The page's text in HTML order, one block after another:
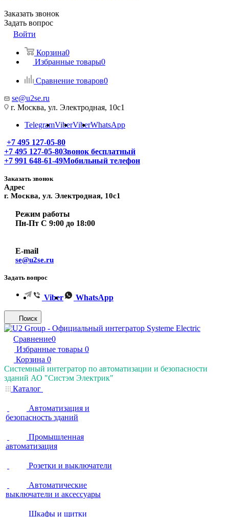
Заказать звонок
Задать вопрос
Войти
Корзина0
Избранные товары0
Сравнение товаров0
se@u2se.ru
г. Москва, ул. Электродная, 10с1
TelegramViberViberWhatsApp
+7 495 127-05-80
+7 495 127-05-80Звонок бесплатный
+7 991 648-61-49Мобильный телефон
Заказать звонок
Адрес
г. Москва, ул. Электродная, 10с1
Режим работы
Пн-Пт С 9:00 до 18:00
E-mail
se@u2se.ru
Задать вопрос
Viber WhatsApp
Поиск
Сравнение0
Избранные товары 0
Корзина 0
Системный интегратор по автоматизации и безопасности
зданий АО "Систэм Электрик"
Каталог
Автоматизация и
безопасность зданий
Промышленная
автоматизация
Розетки и выключатели
Автоматические
выключатели и аксессуары
Шкафы и щитки